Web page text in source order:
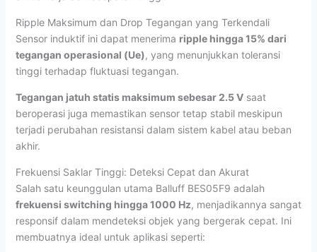
Ripple Maksimum dan Drop Tegangan yang Terkendali
Sensor induktif ini dapat menerima ripple hingga 15% dari
tegangan operasional (Ue), yang menunjukkan toleransi
tinggi terhadap fluktuasi tegangan.
Tegangan jatuh statis maksimum sebesar 2.5 Vsaat
beroperasi juga memastikan sensor tetap stabil meskipun
terjadi perubahan resistansi dalam sistem kabel atau beban
akhir.
Frekuensi Saklar Tinggi: Deteksi Cepat dan Akurat
Salah satu keunggulan utama Balluff BES05F9 adalah
frekuensi switching hingga 1000 Hz, menjadikannya sangat
responsif dalam mendeteksi objek yang bergerak cepat. Ini
membuatnya ideal untuk aplikasi seperti: